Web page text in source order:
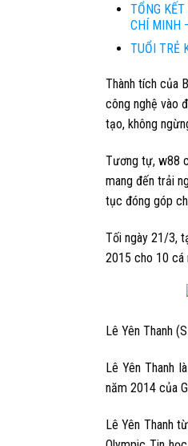
TỔNG
CHÍ MINH
TUỔI TRẺ
Thành tích của
công nghệ vào
tạo, không
Tương tự, w88
mang đến trải
tục đóng góp
Tối ngày 21/3,
2015 cho 10 cá
Lê Yên Thanh
Lê Yên Thanh
năm 2014 của
Lê Yên Thanh